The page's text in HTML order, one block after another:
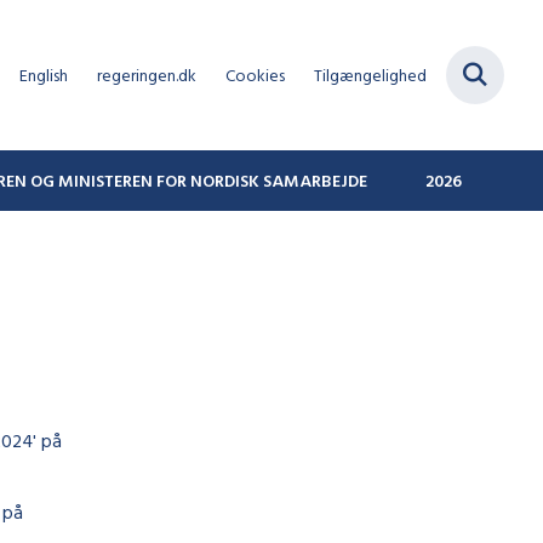
English regeringen.dk Cookies Tilgængelighed
OG MINISTEREN FOR NORDISK SAMARBEJDE 2026
på